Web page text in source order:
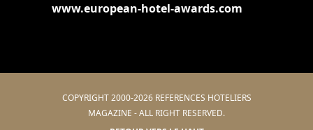
www.european-hotel-awards.com
COPYRIGHT 2000-2026 REFERENCES HOTELIERS
MAGAZINE - ALL RIGHT RESERVED.